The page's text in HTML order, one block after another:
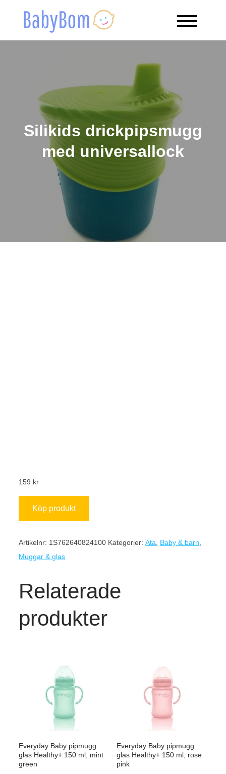
Babybom
Allt kring barn
Silikids drickpipsmugg
med universallock
159 kr
Köp produkt
Artikelnr: 1S762640824100 Kategorier:Äta Baby & barn
Muggar & glas
Relaterade
produkter
Everyday Baby pipmugg
glas Healthy+ 150 ml, mint
green
Everyday Baby pipmugg
glas Healthy+ 150 ml, rose
pink